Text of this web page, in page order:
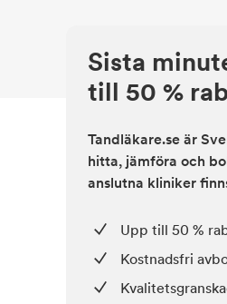
Sista
till 50 %
Tandläkare.se är
hitta, jämföra och
anslutna kliniker
Upp till 50 %
Kostnadsfri